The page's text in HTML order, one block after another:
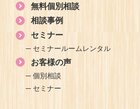
無料個別相談
相談事例
セミナー
セミナールームレンタル
お客様の声
個別相談
セミナー